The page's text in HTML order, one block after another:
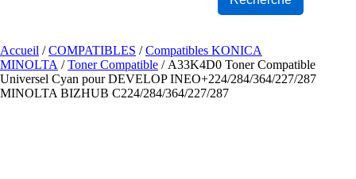
Accueil /COMPATIBLES /Compatibles KONICA
MINOLTA /Toner Compatible / A33K4D0 Toner Compatible
Universel Cyan pour DEVELOP INEO+224/284/364/227/287
MINOLTA BIZHUB C224/284/364/227/287